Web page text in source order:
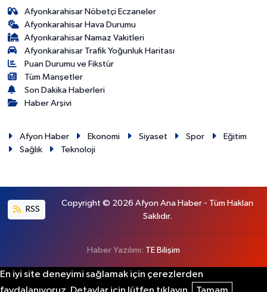
Afyonkarahisar Nöbetçi Eczaneler
Afyonkarahisar Hava Durumu
Afyonkarahisar Namaz Vakitleri
Afyonkarahisar Trafik Yoğunluk Haritası
Puan Durumu ve Fikstür
Tüm Manşetler
Son Dakika Haberleri
Haber Arşivi
Afyon Haber Ekonomi Siyaset Spor
Eğitim
Sağlık
Teknoloji
RSS
Copyright © 2026 Afyon Ana Haber - Tüm Hakları
Saklıdır.
Haber Yazılımı: TE Bilişim
En iyi site deneyimi sağlamak için çerezlerden